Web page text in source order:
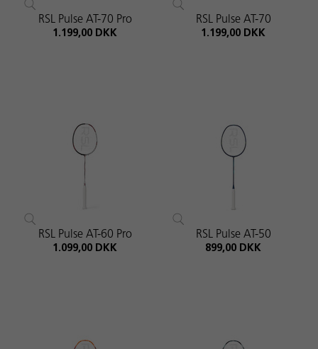
RSL Pulse AT-70 Pro
1.199,00 DKK
RSL Pulse AT-70
1.199,00 DKK
RSL Pulse AT-60 Pro
1.099,00 DKK
RSL Pulse AT-50
899,00 DKK